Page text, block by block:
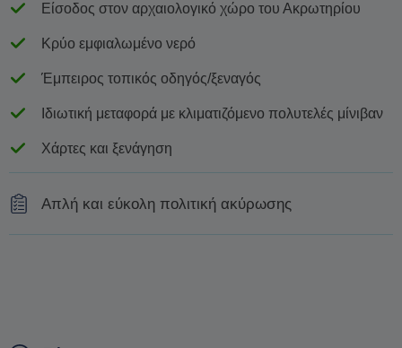
Είσοδος στον αρχαιολογικό χώρο του Ακρωτηρίου
Κρύο εμφιαλωμένο νερό
Έμπειρος τοπικός οδηγός/ξεναγός
Ιδιωτική μεταφορά με κλιματιζόμενο πολυτελές μίνιβαν
Χάρτες και ξενάγηση
Απλή και εύκολη πολιτική ακύρωσης